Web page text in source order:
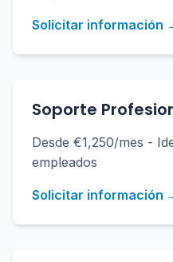
Solicitar información
Soporte
Desde €1,250/mes -
empleados
Solicitar información